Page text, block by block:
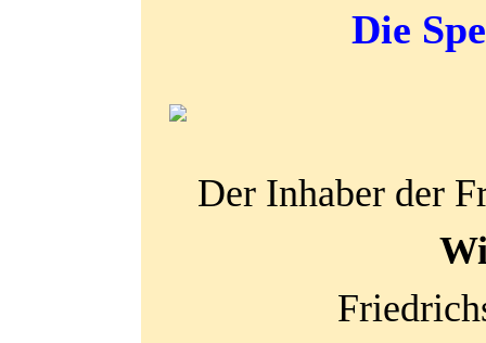
Die
Der Inhaber der